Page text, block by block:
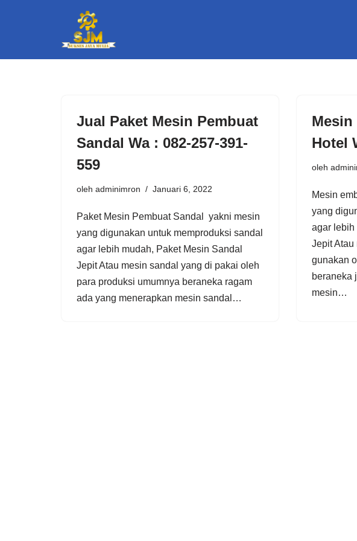
Jual Paket Mesin Pembuat
Sandal Wa : 082-257-391-
559
oleh adminimron Januari 6, 2022
Paket Mesin Pembuat Sandal yakni mesin
yang digunakan untuk memproduksi sandal
agar lebih mudah, Paket Mesin Sandal
Jepit Atau mesin sandal yang di pakai oleh
para produksi umumnya beraneka ragam
ada yang menerapkan mesin sandal…
Mesin
Hotel
oleh
Mesin
yang
agar lebih
Jepit
gunakan
beraneka
mesin…